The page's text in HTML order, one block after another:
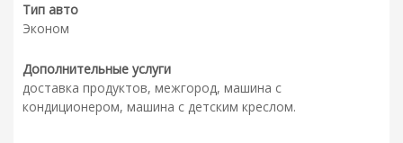
Тип авто
Эконом
Дополнительные услуги
доставка продуктов, межгород, машина с
кондиционером, машина с детским креслом.